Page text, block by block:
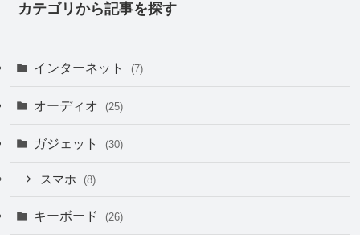
カテゴリから記事を探す
インターネット (7)
オーディオ (25)
ガジェット (30)
スマホ (8)
キーボード (26)